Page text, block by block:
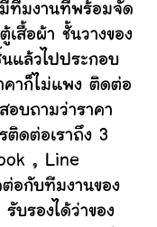
ทีมงานที่พร้อมจัด
สื้อผ้า ชั้นวางของ
แล้วไปประกอบ
คาก็ไม่แพง ติดต่อ
อบถามว่าราคา
ติดต่อเราถึง 3
, Line
อกับทีมงานของ
บรองได้ว่าของ